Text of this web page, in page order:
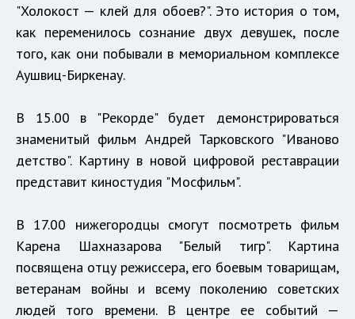
"Холокост — клей для обоев?". Это история о том,
как переменилось сознание двух девушек, после
того, как они побывали в мемориальном комплексе
Аушвиц-Биркенау.
В 15.00 в "Рекорде" будет демонстрироваться
знаменитый фильм Андрей Тарковского "Иваново
детство". Картину в новой цифровой реставрации
представит киностудия "Мосфильм".
В 17.00 нижегородцы смогут посмотреть фильм
Карена Шахназарова "Белый тигр". Картина
посвящена отцу режиссера, его боевым товарищам,
ветеранам войны и всему поколению советских
людей того времени. В центре ее событий —